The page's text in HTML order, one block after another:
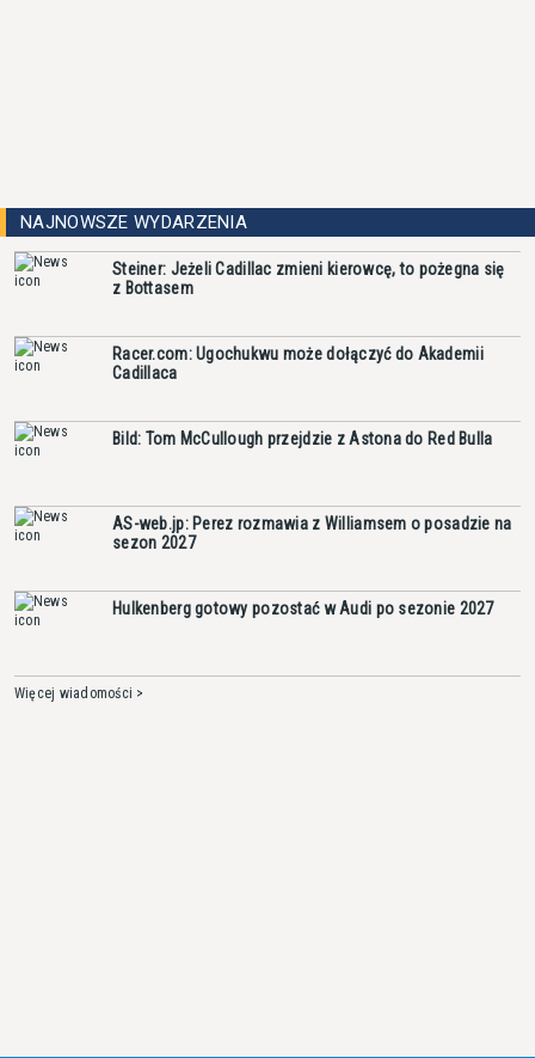
NAJNOWSZE WYDARZENIA
Steiner: Jeżeli Cadillac zmieni kierowcę, to pożegna się
z Bottasem
Racer.com: Ugochukwu może dołączyć do Akademii
Cadillaca
Bild: Tom McCullough przejdzie z Astona do Red Bulla
AS-web.jp: Perez rozmawia z Williamsem o posadzie na
sezon 2027
Hulkenberg gotowy pozostać w Audi po sezonie 2027
Więcej wiadomości >